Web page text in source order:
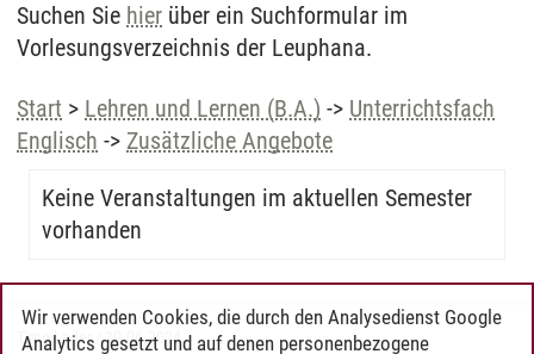
Suchen Sie hier über ein Suchformular im
Vorlesungsverzeichnis der Leuphana.
Start > Lehren und Lernen (B.A.) -> Unterrichtsfach
Englisch -> Zusätzliche Angebote
Keine Veranstaltungen im aktuellen Semester
vorhanden
Timo Leder/30.06.2024
Wir verwenden Cookies, die durch den Analysedienst Google
Analytics gesetzt und auf denen personenbezogene